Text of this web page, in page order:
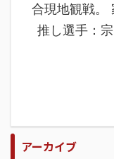
合現地観戦。
推し選手：
アーカイブ